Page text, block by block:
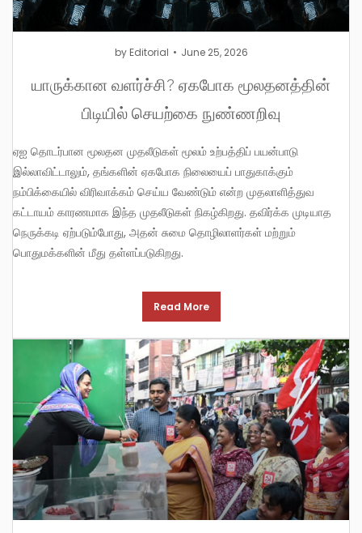
by Editorial June 25, 2026
யாருக்கான வளர்ச்சி? ஏகபோக மூலதனத்தின்
பிடியில் செயற்கை நுண்ணறிவு
ஏஐ தொடர்பான மூலதன முதலீடுகள் மூலம் உற்பத்திப் பயன்பாடு
இல்லாவிட்டாலும், தங்களின் ஏகபோக நிலையைப் பாதுகாக்கும்
நம்பிக்கையில் விரிவாக்கம் செய்ய வேண்டும் என்ற முதலாளித்துவ
கட்டாயம் காரணமாக இந்த முதலீடுகள் நிகழ்கிறது. தவிர்க்க முடியாத
நெருக்கடி ஏற்படும்போது, அதன் சுமை தொழிலாளர்கள் மற்றும்
பொதுமக்களின் மீது தள்ளப்படுகிறது.
Read More